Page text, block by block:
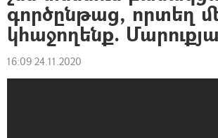
գործընթաց, որտեղ
կհաջողենք.
16:09 24.11.2020